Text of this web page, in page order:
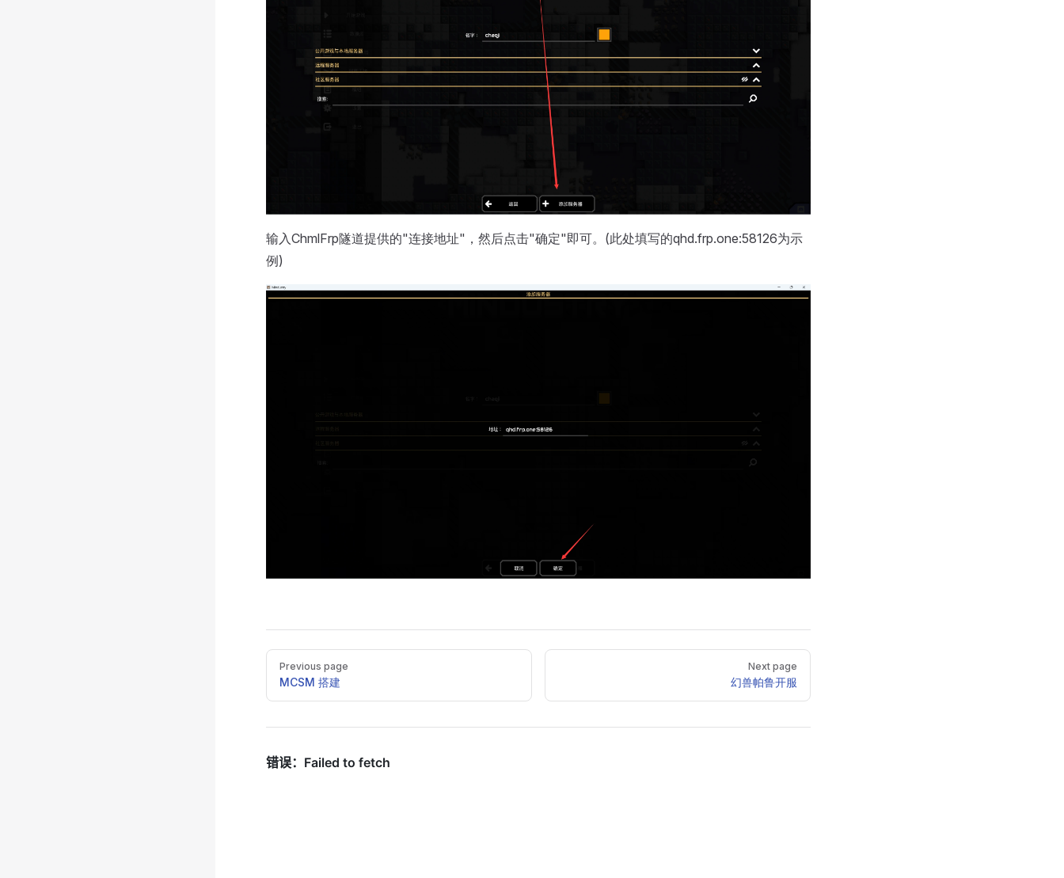
输入ChmlFrp隧道提供的"连接地址"，然后点击"确定"即可。(此处填写的qhd.frp.one:58126为示
例)
PagerPrevious page
MCSM 搭建
Next page
幻兽帕鲁开服